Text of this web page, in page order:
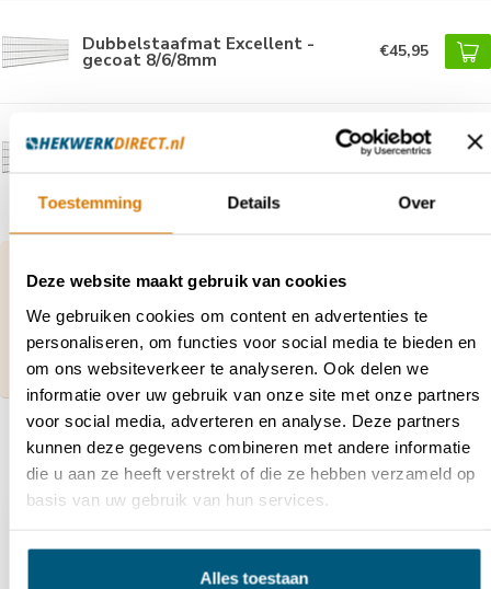
Toestemming Details Over
Deze website maakt gebruik van cookies
We gebruiken cookies om content en advertenties te
personaliseren, om functies voor social media te bieden en
om ons websiteverkeer te analyseren. Ook delen we
informatie over uw gebruik van onze site met onze partners
voor social media, adverteren en analyse. Deze partners
kunnen deze gegevens combineren met andere informatie
die u aan ze heeft verstrekt of die ze hebben verzameld op
basis van uw gebruik van hun services.
Alles toestaan
Dubbelstaafmat Excellent -
gecoat 8/6/8mm €45,95
Dubbelstaafmat Standaard €28,95
bestelling?
Neem contact op met onze klantenservice via
contact@hekwerkdirect.nl
of bel
+31 40 209
4087.
Wij zijn bereikbaar tussen 08:00 tot 16:00u.
Recent bekeken